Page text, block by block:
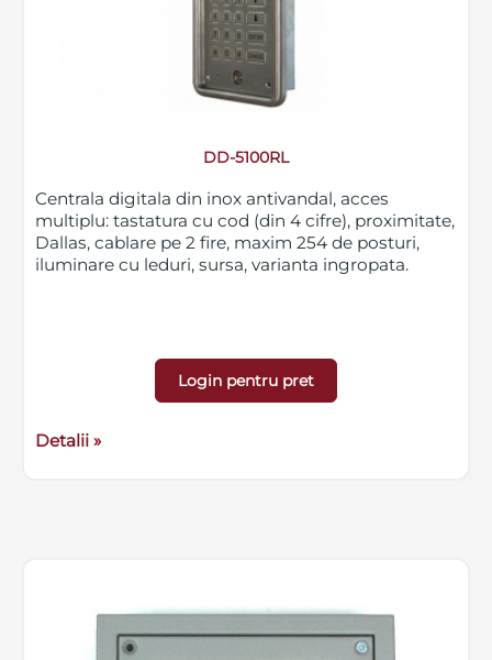
DD-5100RL
Centrala digitala din inox antivandal, acces
multiplu: tastatura cu cod (din 4 cifre), proximitate,
Dallas, cablare pe 2 fire, maxim 254 de posturi,
iluminare cu leduri, sursa, varianta ingropata.
Login pentru pret
Detalii »